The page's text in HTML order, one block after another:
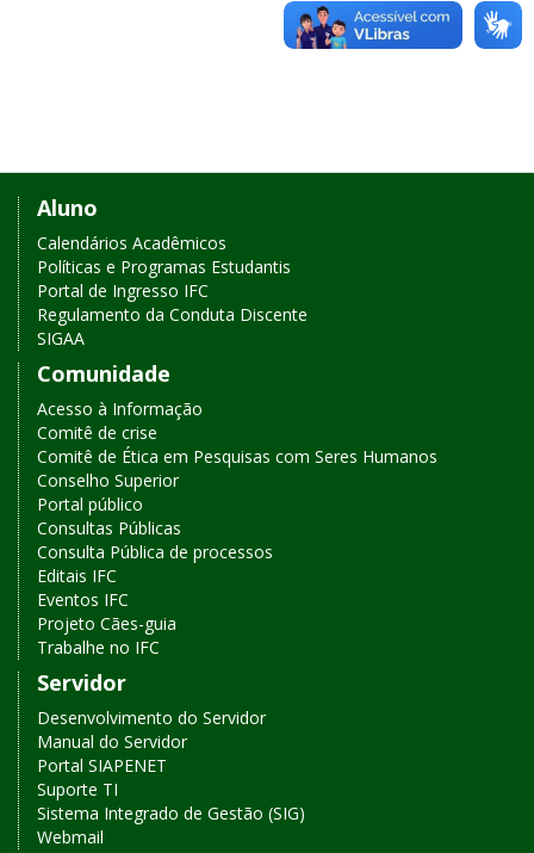
Links
de
acesso
rápido
Aluno
Calendários Acadêmicos
Políticas e Programas Estudantis
Portal de Ingresso IFC
Regulamento da Conduta Discente
SIGAA
Comunidade
Acesso à Informação
Comitê de crise
Comitê de Ética em Pesquisas com Seres Humanos
Conselho Superior
Portal público
Consultas Públicas
Consulta Pública de processos
Editais IFC
Eventos IFC
Projeto Cães-guia
Trabalhe no IFC
Servidor
Desenvolvimento do Servidor
Manual do Servidor
Portal SIAPENET
Suporte TI
Sistema Integrado de Gestão (SIG)
Webmail